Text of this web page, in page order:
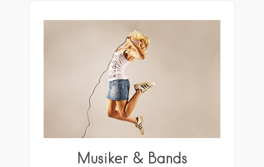
Musiker & Bands